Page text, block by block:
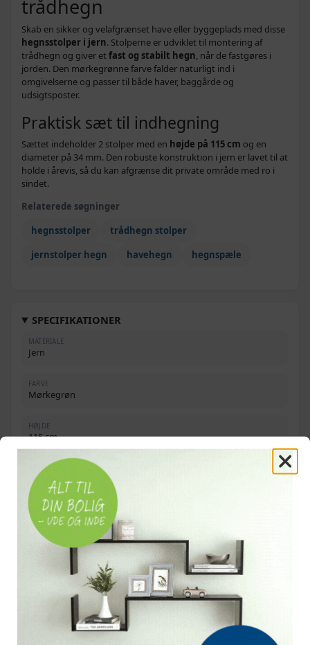
trådhegn
Skab en sikker og velafgrænset have eller byggeplads med disse
hegnsstolper i jern. Stolperne er udviklet til montering af
trådhegn og giver et fast og stabilt hegn, når de fastgøres i
jorden. Den mørkegrønne farve falder naturligt ind i
omgivelserne og passer til både haver, baggårde og
udsigtsposter.
Praktisk sæt til indhegning
Sættet indeholder 2 stolper med en højde på 115 cm og en
diameter på 34 mm. Den robuste konstruktion i jern er lavet til at
holde i årevis, så du kan afgrænse dit private område med ro i
sindet.
Relaterede søgninger
hegnsstolper
trådhegn stolper
jernstolper hegn
havehegn hegnspæle
SPECIFIKATIONER
MATERIALE
Jern
FARVE
Mørkegrøn
HØJDE
115 cm
DIAMETER
34 mm
ANTAL
2 stolper
OFTE STILLEDE SPØRGSMÅL